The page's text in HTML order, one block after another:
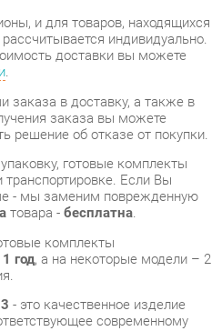
в доставку, а также в
заказа вы можете
об отказе от покупки.
готовые комплекты
Если Вы
- мы заменим поврежденную
товара -бесплатна.
комплекты
год, а на некоторые модели – 2
современному
отзыв об опыте его
сориентироваться нашим